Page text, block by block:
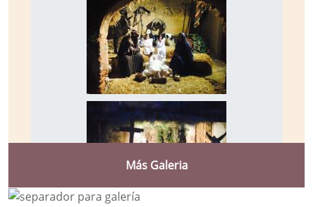
Más Galeria